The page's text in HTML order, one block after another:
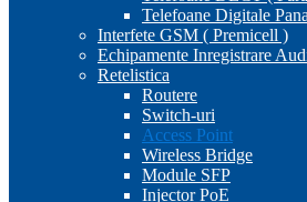
Telefoane Digitale
Interfete GSM ( Premicell )
Echipamente Inregistrare
Retelistica
Routere
Switch-uri
Access Point
Wireless Bridge
Module SFP
Injector PoE